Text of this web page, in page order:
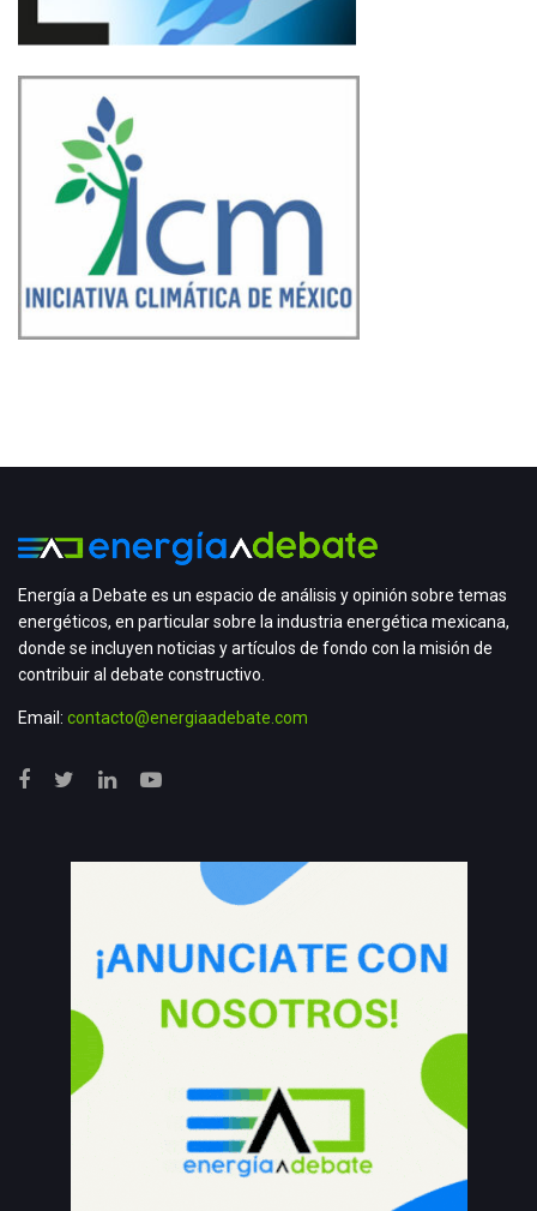
Energía a Debate es un espacio de análisis y opinión sobre temas
energéticos, en particular sobre la industria energética mexicana,
donde se incluyen noticias y artículos de fondo con la misión de
contribuir al debate constructivo.
Email: contacto@energiaadebate.com